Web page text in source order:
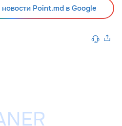
Point.md в Google